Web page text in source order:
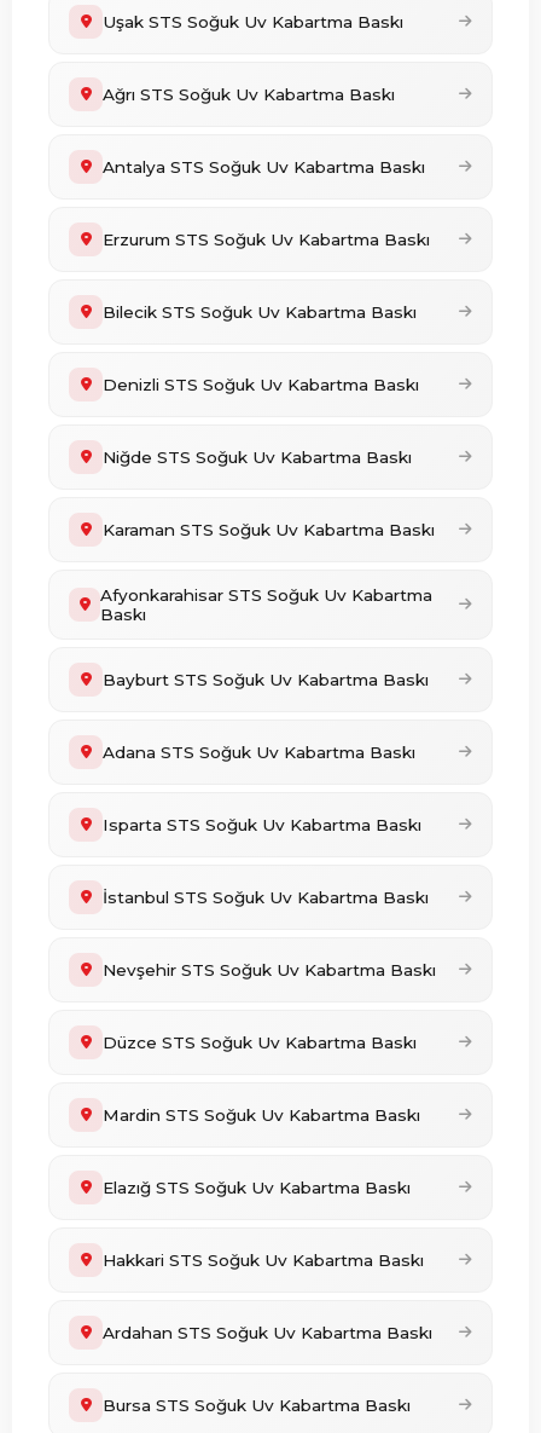
Uşak STS Soğuk Uv Kabartma Baskı
Ağrı STS Soğuk Uv Kabartma Baskı
Antalya STS Soğuk Uv Kabartma Baskı
Erzurum STS Soğuk Uv Kabartma Baskı
Bilecik STS Soğuk Uv Kabartma Baskı
Denizli STS Soğuk Uv Kabartma Baskı
Niğde STS Soğuk Uv Kabartma Baskı
Karaman STS Soğuk Uv Kabartma Baskı
Afyonkarahisar STS Soğuk Uv Kabartma
Baskı
Bayburt STS Soğuk Uv Kabartma Baskı
Adana STS Soğuk Uv Kabartma Baskı
Isparta STS Soğuk Uv Kabartma Baskı
İstanbul STS Soğuk Uv Kabartma Baskı
Nevşehir STS Soğuk Uv Kabartma Baskı
Düzce STS Soğuk Uv Kabartma Baskı
Mardin STS Soğuk Uv Kabartma Baskı
Elazığ STS Soğuk Uv Kabartma Baskı
Hakkari STS Soğuk Uv Kabartma Baskı
Ardahan STS Soğuk Uv Kabartma Baskı
Bursa STS Soğuk Uv Kabartma Baskı